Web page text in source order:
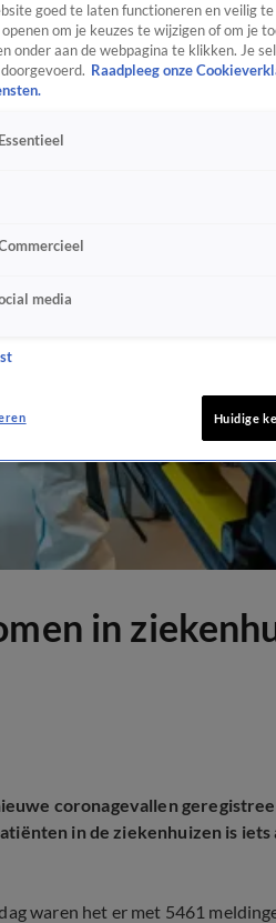
in
coronagevallen
in de ziekenhuizen is iets
waren het er met 5461
goed te laten functioneren en veilig
om je keuzes te wijzigen of om je
onder aan de webpagina te klikken. Je
Raadpleeg onze
media
Huidige